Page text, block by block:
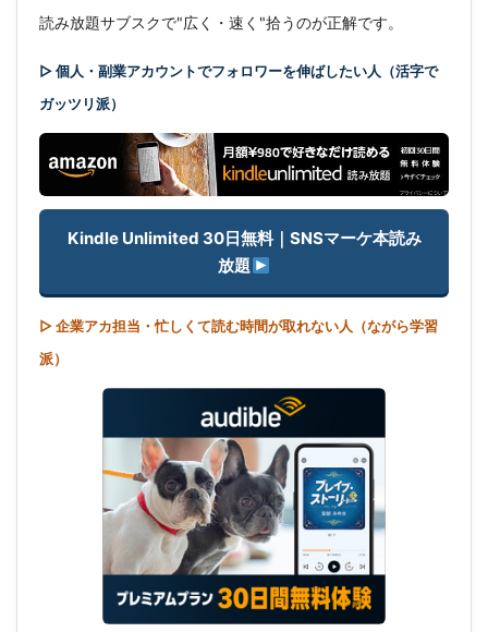
読み放題サブスクで"広く・速く"拾うのが正解です。
▷ 個人・副業アカウントでフォロワーを伸ばしたい人（活字で
ガッツリ派）
Kindle Unlimited 30日無料｜SNSマーケ本読み
放題
▷ 企業アカ担当・忙しくて読む時間が取れない人（ながら学習
派）